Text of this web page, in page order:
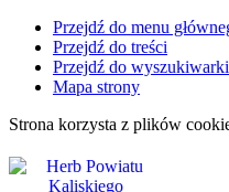
Przejdź do menu
Przejdź do treści
Przejdź do wyszukiwarki
Mapa strony
Strona korzysta z plików